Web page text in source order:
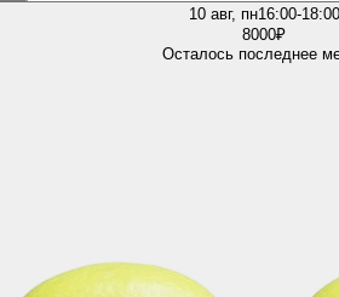
10 авг, пн16:00-18:00
8000₽
Осталось последнее